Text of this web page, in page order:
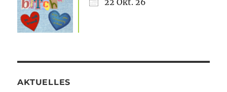
AKTUELLES